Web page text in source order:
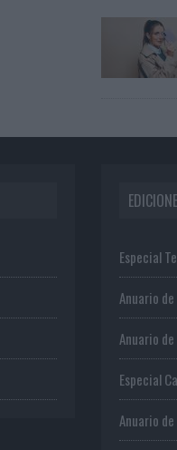
Especial
Anuario
Anuario
Especial
Anuario